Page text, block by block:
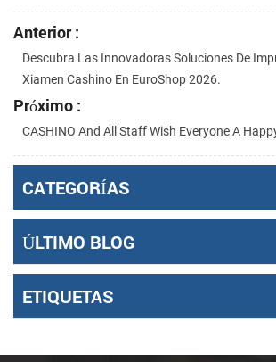
Anterior :
Descubra Las Innovadoras Soluciones De
Xiamen Cashino En EuroShop 2026.
Próximo :
CASHINO And All Staff Wish Everyone A
CATEGORÍAS
ÚLTIMO BLOG
ETIQUETAS